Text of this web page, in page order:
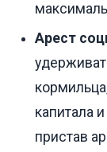
Арест
капитала
пристав